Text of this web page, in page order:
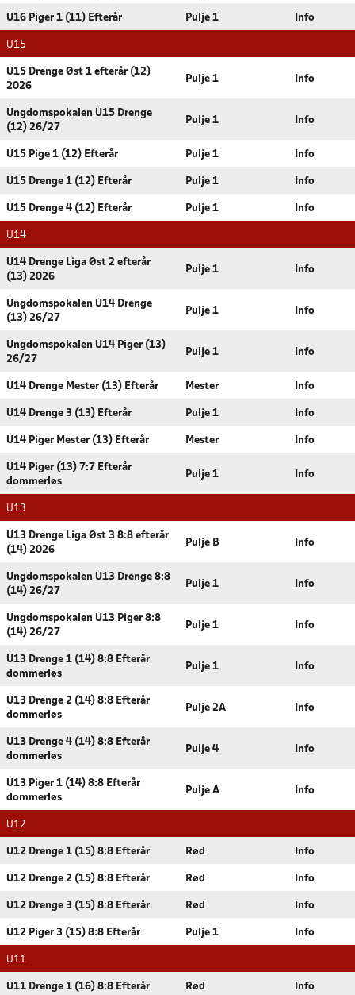
U16 Piger 1 (11) Efterår Pulje 1 Info
U15
U15 Drenge Øst 1 efterår (12)
2026
Pulje 1 Info
Ungdomspokalen U15 Drenge
(12) 26/27
Pulje 1 Info
U15 Pige 1 (12) Efterår Pulje 1 Info
U15 Drenge 1 (12) Efterår Pulje 1 Info
U15 Drenge 4 (12) Efterår Pulje 1 Info
U14
U14 Drenge Liga Øst 2 efterår
(13) 2026
Pulje 1 Info
Ungdomspokalen U14 Drenge
(13) 26/27
Pulje 1 Info
Ungdomspokalen U14 Piger (13)
26/27
Pulje 1 Info
U14 Drenge Mester (13) Efterår Mester Info
U14 Drenge 3 (13) Efterår Pulje 1 Info
U14 Piger Mester (13) Efterår Mester Info
U14 Piger (13) 7:7 Efterår
dommerløs
Pulje 1 Info
U13
U13 Drenge Liga Øst 3 8:8 efterår
(14) 2026
Pulje B Info
Ungdomspokalen U13 Drenge 8:8
(14) 26/27
Pulje 1 Info
Ungdomspokalen U13 Piger 8:8
(14) 26/27
Pulje 1 Info
U13 Drenge 1 (14) 8:8 Efterår
dommerløs
Pulje 1 Info
U13 Drenge 2 (14) 8:8 Efterår
dommerløs
Pulje 2A Info
U13 Drenge 4 (14) 8:8 Efterår
dommerløs
Pulje 4 Info
U13 Piger 1 (14) 8:8 Efterår
dommerløs
Pulje A Info
U12
U12 Drenge 1 (15) 8:8 Efterår Rød Info
U12 Drenge 2 (15) 8:8 Efterår Rød Info
U12 Drenge 3 (15) 8:8 Efterår Rød Info
U12 Piger 3 (15) 8:8 Efterår Pulje 1 Info
U11
U11 Drenge 1 (16) 8:8 Efterår Rød Info